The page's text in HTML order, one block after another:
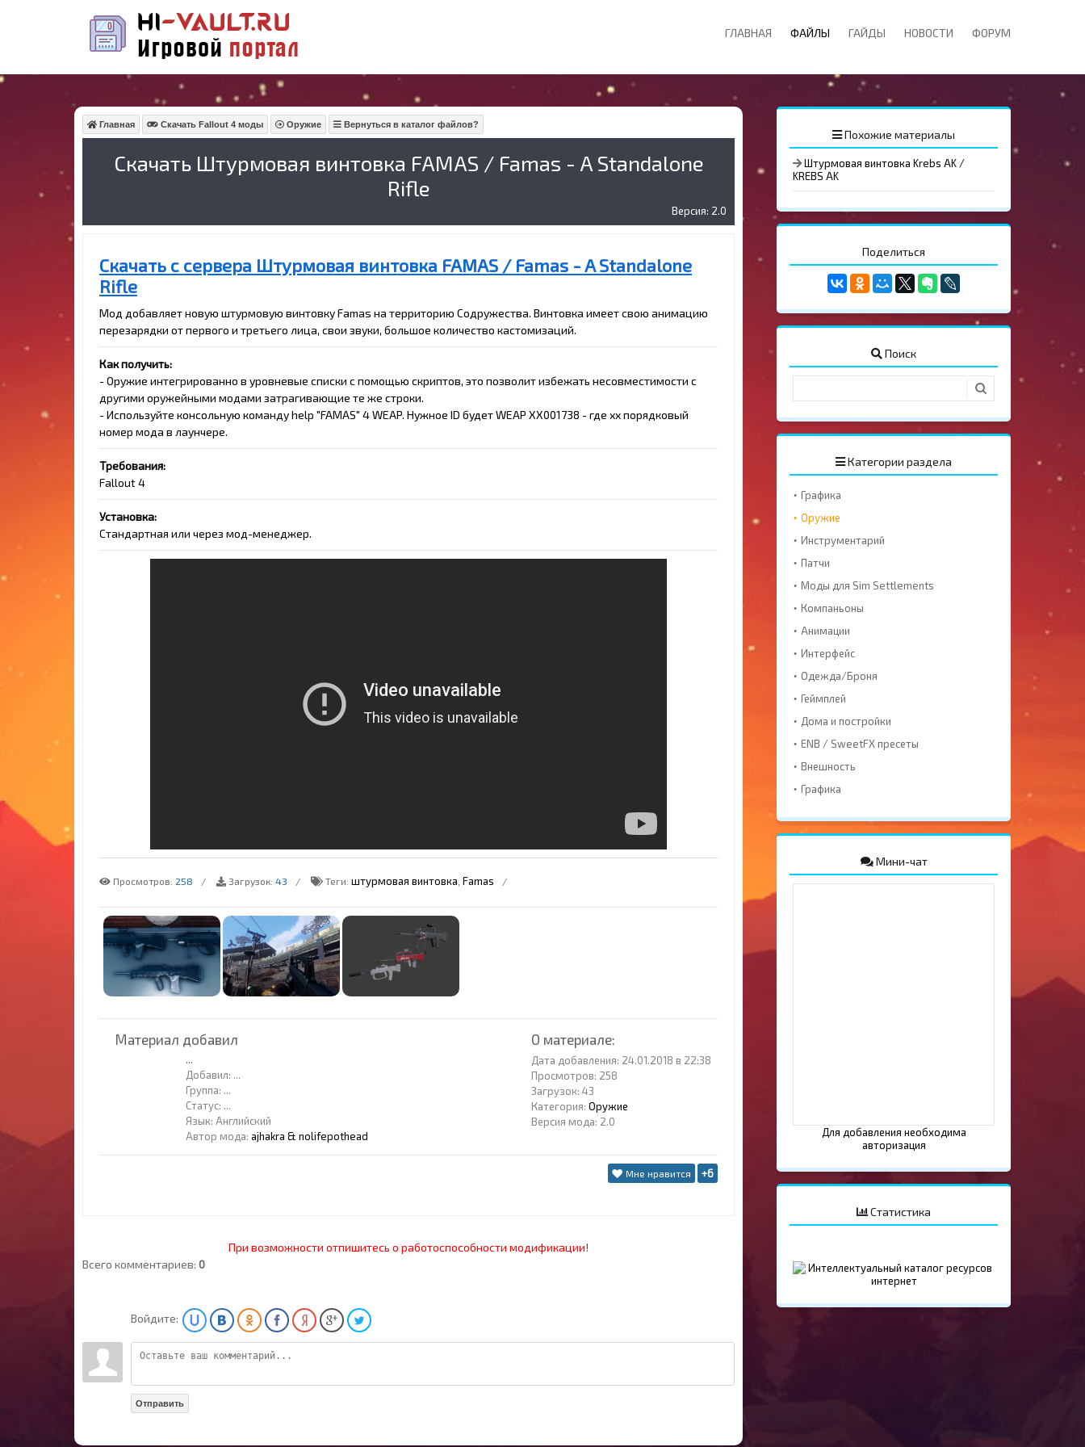
ГЛАВНАЯ ФАЙЛЫ ГАЙДЫ НОВОСТИ ФОРУМ
Главная Скачать Fallout 4 моды Оружие Вернуться в каталог файлов?
Скачать Штурмовая винтовка FAMAS / Famas - A Standalone
Rifle
Версия: 2.0
Скачать с сервера Штурмовая винтовка FAMAS / Famas - A Standalone
Rifle
Мод добавляет новую штурмовую винтовку Famas на территорию Содружества. Винтовка имеет свою анимацию
перезарядки от первого и третьего лица, свои звуки, большое количество кастомизаций.
Как получить:
- Оружие интегрированно в уровневые списки с помощью скриптов, это позволит избежать несовместимости с
другими оружейными модами затрагивающие те же строки.
- Используйте консольную команду help "FAMAS" 4 WEAP. Нужное ID будет WEAP XX001738 - где хх порядковый
номер мода в лаунчере.
Требования:
Fallout 4
Установка:
Стандартная или через мод-менеджер.
Просмотров: 258 Загрузок: 43 Теги: штурмовая винтовка Famas
Материал добавил
...
Добавил: ...
Группа: ...
Статус: ...
Язык: Английский
Автор мода: ajhakra & nolifepothead
О материале:
Дата добавления: 24.01.2018 в 22:38
Просмотров: 258
Загрузок: 43
Категория: Оружие
Версия мода: 2.0
Мне нравится +6
При возможности отпишитесь о работоспособности модификации!
Всего комментариев: 0
Войдите:
Отправить
Похожие материалы
Штурмовая винтовка Krebs AK /
KREBS AK
Поделиться
Поиск
Категории раздела
Графика
Оружие
Инструментарий
Патчи
Моды для Sim Settlements
Компаньоны
Анимации
Интерфейс
Одежда/Броня
Геймплей
Дома и постройки
ENB / SweetFX пресеты
Внешность
Графика
Мини-чат
Для добавления необходима
авторизация
Статистика